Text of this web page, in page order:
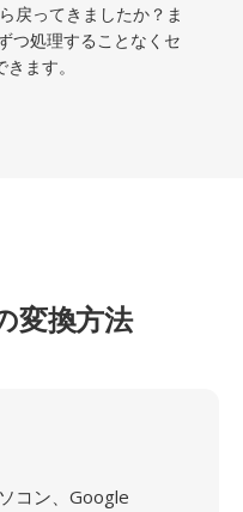
戻ってきましたか？ま
つ処理することなくセ
ます。
変換方法
コン、Google